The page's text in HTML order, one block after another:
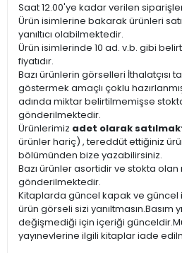
Saat 12.00'ye kadar verilen
Ürün isimlerine bakarak ürünleri
yanıltıcı olabilmektedir.
Ürün isimlerinde 10 ad. v.b. gibi
fiyatıdır.
Bazı ürünlerin görselleri İthalatçısı
göstermek amaçlı çoklu
adında miktar belirtilmemişse
gönderilmektedir.
Ürünlerimiz adet olarak
ürünler hariç) , tereddüt ettiğiniz
bölümünden bize yazabilirsiniz.
Bazı ürünler asortidir ve stokta
gönderilmektedir.
Kitaplarda güncel kapak ve
ürün görseli sizi yanıltmasın.Basım
değişmediği için içeriği
yayınevlerine ilgili kitaplar iade